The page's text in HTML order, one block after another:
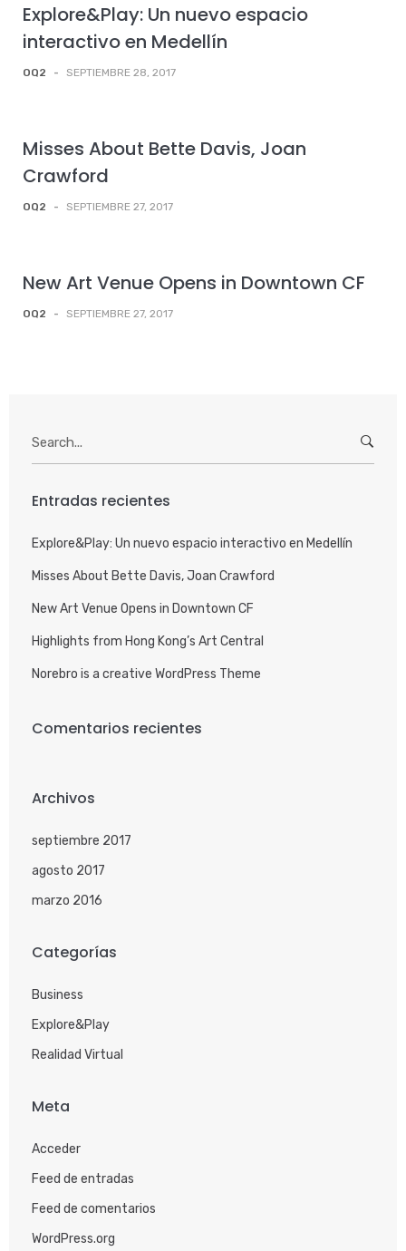
Explore&Play: Un nuevo espacio
interactivo en Medellín
OQ2 - SEPTIEMBRE 28, 2017
Misses About Bette Davis, Joan
Crawford
OQ2 - SEPTIEMBRE 27, 2017
New Art Venue Opens in Downtown CF
OQ2 - SEPTIEMBRE 27, 2017
Entradas recientes
Explore&Play: Un nuevo espacio interactivo en Medellín
Misses About Bette Davis, Joan Crawford
New Art Venue Opens in Downtown CF
Highlights from Hong Kong’s Art Central
Norebro is a creative WordPress Theme
Comentarios recientes
Archivos
septiembre 2017
agosto 2017
marzo 2016
Categorías
Business
Explore&Play
Realidad Virtual
Meta
Acceder
Feed de entradas
Feed de comentarios
WordPress.org